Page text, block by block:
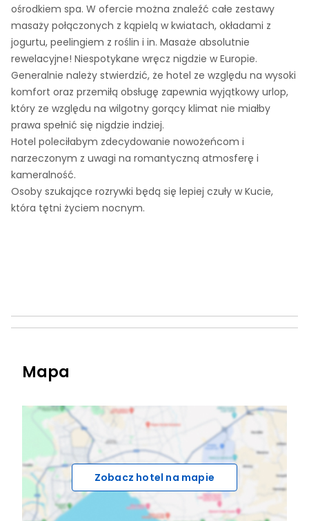
ośrodkiem spa. W ofercie można znaleźć całe zestawy
masaży połączonych z kąpielą w kwiatach, okładami z
jogurtu, peelingiem z roślin i in. Masaże absolutnie
rewelacyjne! Niespotykane wręcz nigdzie w Europie.
Generalnie należy stwierdzić, że hotel ze względu na wysoki
komfort oraz przemiłą obsługę zapewnia wyjątkowy urlop,
który ze względu na wilgotny gorący klimat nie miałby
prawa spełnić się nigdzie indziej.
Hotel poleciłabym zdecydowanie nowożeńcom i
narzeczonym z uwagi na romantyczną atmosferę i
kameralność.
Osoby szukające rozrywki będą się lepiej czuły w Kucie,
która tętni życiem nocnym.
Mapa
Zobacz hotel na mapie